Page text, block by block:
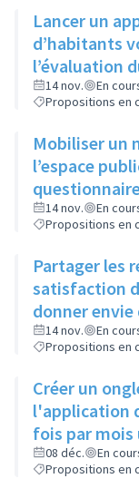
Lancer un
d’habitants
l’évaluation
14 nov.
En
Propositions en
Mobiliser un
l’espace
14 nov.
En
Propositions en
Partager les
satisfaction
donner
Contrat de
14 nov.
En
Propositions en
Créer un
l'application
fois par mois
08 déc.
En
Propositions en